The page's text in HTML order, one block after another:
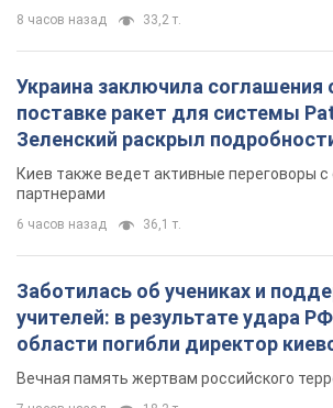
8 часов назад 33,2 т.
Украина заключила
поставке ракет для системы
Зеленский раскрыл
Киев также ведет активные переговоры
партнерами
6 часов назад 36,1 т.
Заботилась об учениках и
учителей: в результате удара
области погибли директор
муж и внук
Вечная память жертвам российского